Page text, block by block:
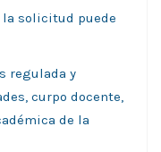
la solicitud puede
regulada y
curpo docente,
de la